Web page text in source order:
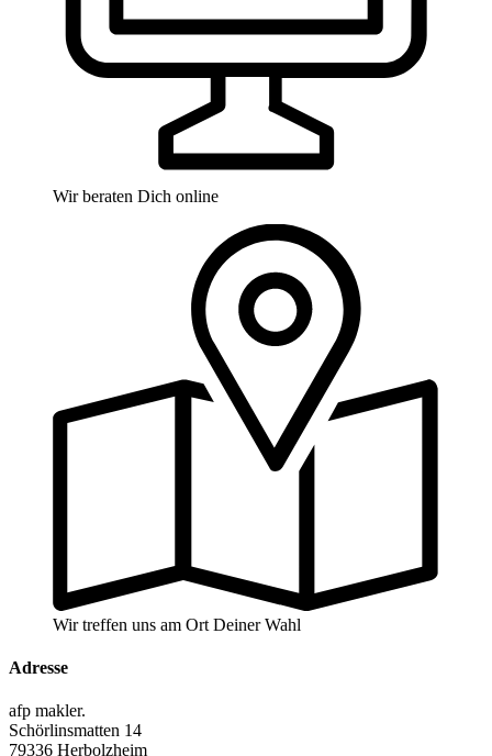
Wir beraten Dich online
Wir treffen uns am Ort Deiner Wahl
Adresse
afp makler.
Schörlinsmatten 14
79336 Herbolzheim